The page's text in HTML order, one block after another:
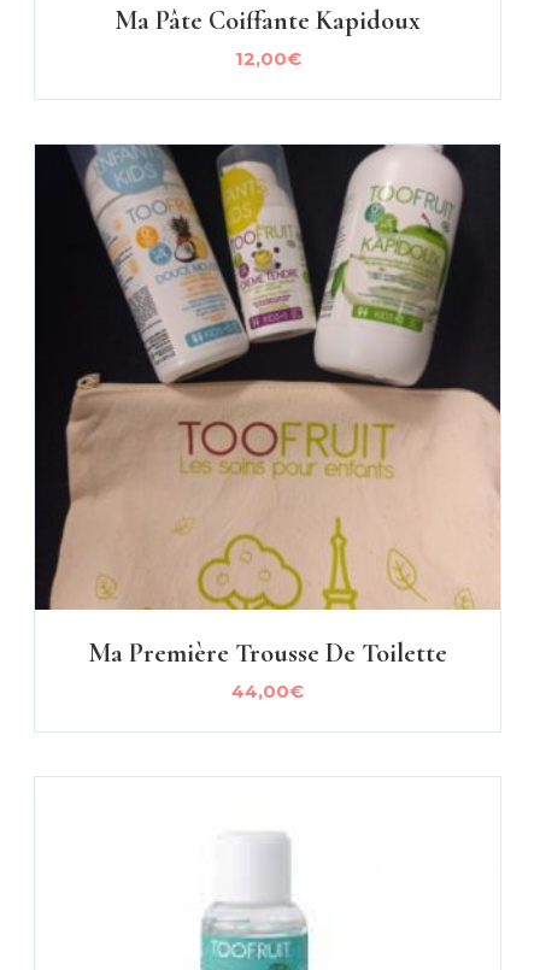
Ma Pâte Coiffante Kapidoux
12,00€
Ma Première Trousse De Toilette
44,00€